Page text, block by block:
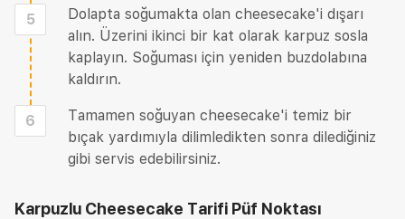
5
Dolapta soğumakta olan cheesecake'i dışarı
alın. Üzerini ikinci bir kat olarak karpuz sosla
kaplayın. Soğuması için yeniden buzdolabına
kaldırın.
6
Tamamen soğuyan cheesecake'i temiz bir
bıçak yardımıyla dilimledikten sonra dilediğiniz
gibi servis edebilirsiniz.
Karpuzlu Cheesecake Tarifi Püf Noktası